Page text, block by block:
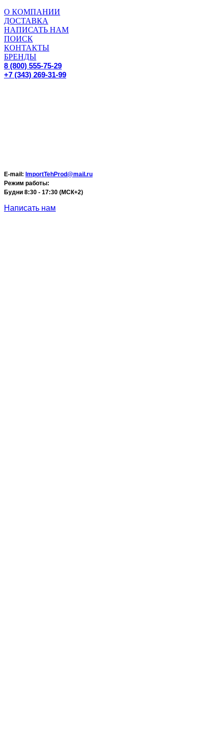
О КОМПАНИИ
ДОСТАВКА
НАПИСАТЬ НАМ
ПОИСК
КОНТАКТЫ
БРЕНДЫ
8 (800) 555-75-29
+7 (343) 269-31-99
E-mail: ImportTehProd@mail.ru
Режим работы:
Будни 8:30 - 17:30 (МСК+2)
Написать нам